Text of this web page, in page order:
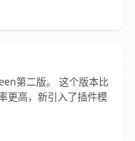
第二版。 这个版本比
更高，新引入了插件模